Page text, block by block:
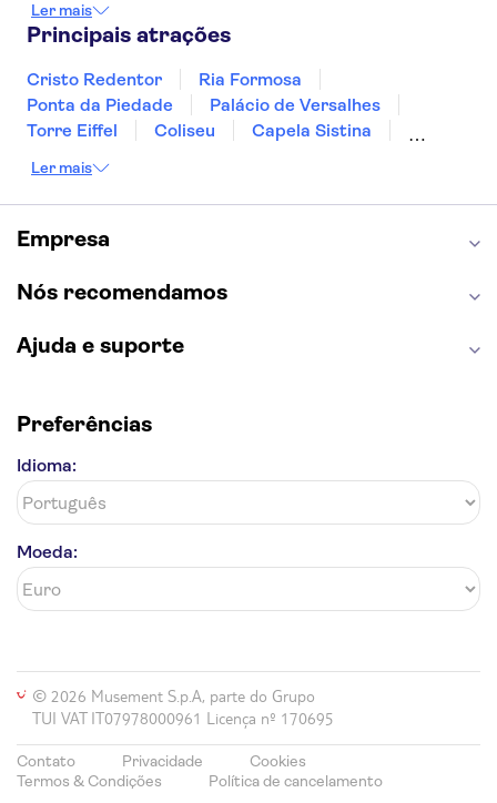
Sintra
Lagos Vigo
Ler mais
Principais atrações
Cristo Redentor
Ria Formosa
Ponta da Piedade
Palácio de Versalhes
Torre Eiffel
Coliseu
Capela Sistina
Parque Güell
Caminito del Rey
Castelo de São Jorge
Quinta da Regaleira
Parque Warner
Mosteiro dos Jerónimos
Ler mais
Empresa
Nós recomendamos
Ajuda e suporte
Preferências
Idioma:
Moeda:
© 2026 Musement S.p.A, parte do Grupo
TUI VAT IT07978000961 Licença nº 170695
Contato Privacidade
Cookies
Termos & Condições
Política de cancelamento